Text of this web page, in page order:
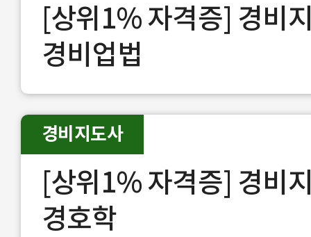
[상위1% 자격증] 경비
경비업법
[상위1% 자격증] 경비
경호학
경비지도사